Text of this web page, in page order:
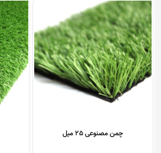
چمن مصنوعی 25 میل